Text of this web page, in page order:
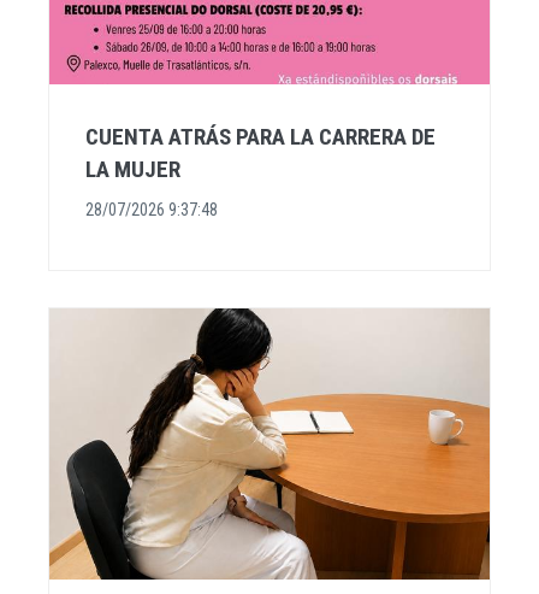
CUENTA ATRÁS PARA LA CARRERA DE
LA MUJER
28/07/2026 9:37:48